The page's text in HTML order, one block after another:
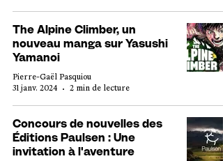
The Alpine Climber, un
nouveau manga sur Yasushi
Yamanoi
Pierre-Gaël Pasquiou
31 janv. 2024
2 min de lecture
Concours de nouvelles des
Éditions Paulsen : Une
invitation à l'aventure